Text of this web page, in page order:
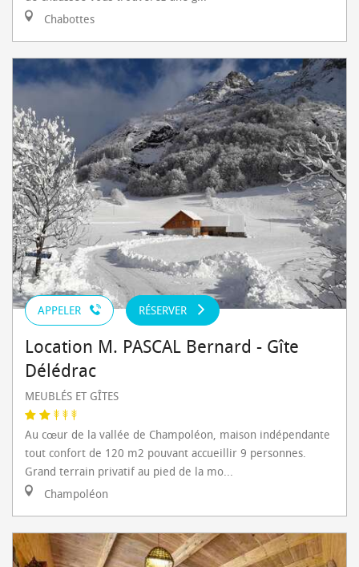
Chabottes
APPELER RÉSERVER
Location M. PASCAL Bernard - Gîte
Délédrac
MEUBLÉS ET GÎTES
Au cœur de la vallée de Champoléon, maison indépendante
tout confort de 120 m2 pouvant accueillir 9 personnes.
Grand terrain privatif au pied de la mo...
Champoléon